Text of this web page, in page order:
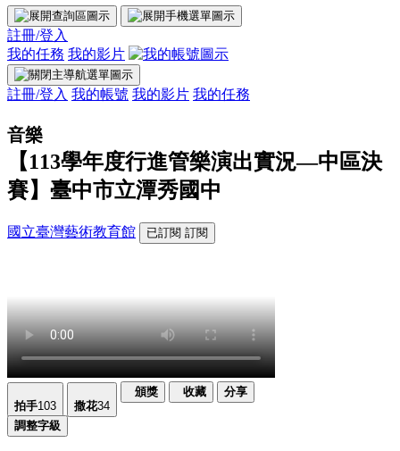
註冊/登入
我的任務 我的影片
註冊/登入 我的帳號 我的影片 我的任務
音樂
【113學年度行進管樂演出實況—中區決
賽】臺中市立潭秀國中
國立臺灣藝術教育館 已訂閱 訂閱
拍手103 撒花34
頒獎 收藏 分享
調整字級